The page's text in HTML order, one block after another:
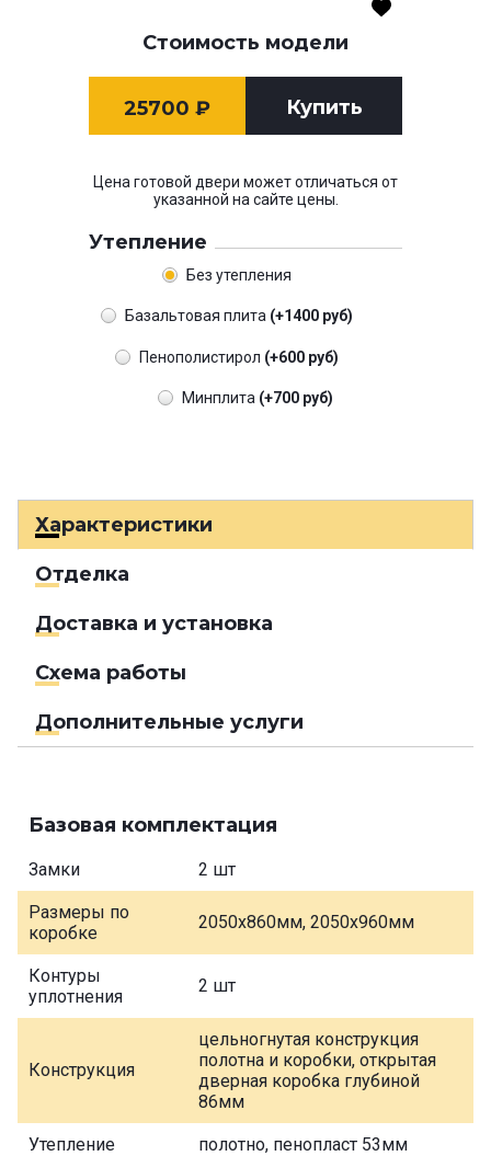
Стоимость модели
25700 ₽ Купить
Цена готовой двери может отличаться от
указанной на сайте цены.
Утепление
Без утепления
Базальтовая плита (+1400 руб)
Пенополистирол (+600 руб)
Минплита (+700 руб)
Характеристики
Отделка
Доставка и установка
Схема работы
Дополнительные услуги
Базовая комплектация
Замки 2 шт
Размеры по
коробке
2050х860мм, 2050х960мм
Контуры
уплотнения
2 шт
Конструкция
цельногнутая конструкция
полотна и коробки, открытая
дверная коробка глубиной
86мм
Утепление полотно, пенопласт 53мм